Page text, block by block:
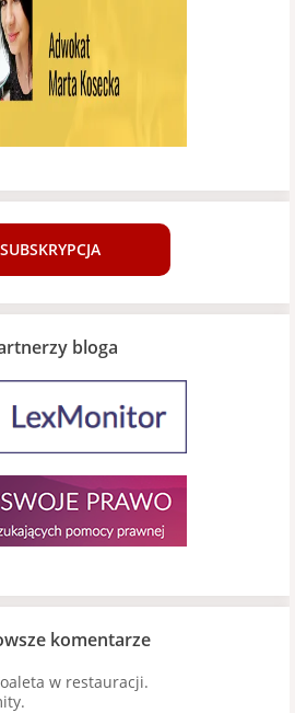
SUBSKRYPCJA
bloga
komentarze
w restauracji.